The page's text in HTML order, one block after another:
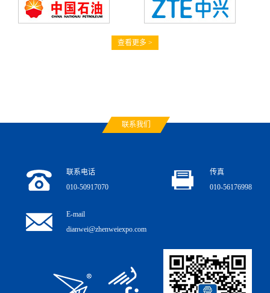
查看更多 >
联系我们
联系电话
010-50917070
传真
010-56176998
E-mail
dianwei@zhenweiexpo.com